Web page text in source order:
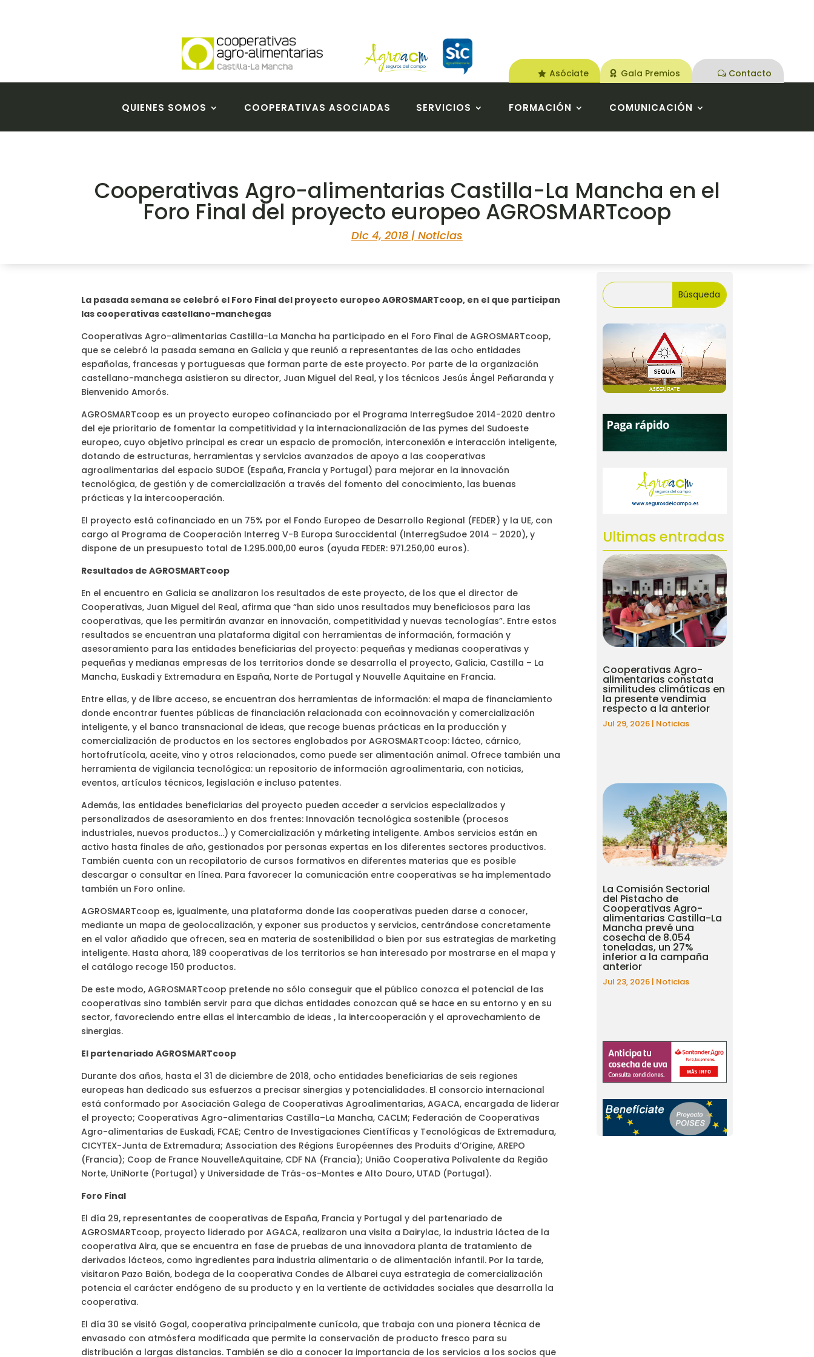
Asóciate Gala Premios Contacto
QUIENES SOMOS COOPERATIVAS ASOCIADAS SERVICIOS FORMACIÓN COMUNICACIÓN
Cooperativas Agro-alimentarias Castilla-La Mancha en el
Foro Final del proyecto europeo AGROSMARTcoop
Dic 4, 2018 | Noticias
La pasada semana se celebró el Foro Final del proyecto europeo AGROSMARTcoop, en el que participan
las cooperativas castellano-manchegas
Cooperativas Agro-alimentarias Castilla-La Mancha ha participado en el Foro Final de AGROSMARTcoop,
que se celebró la pasada semana en Galicia y que reunió a representantes de las ocho entidades
españolas, francesas y portuguesas que forman parte de este proyecto. Por parte de la organización
castellano-manchega asistieron su director, Juan Miguel del Real, y los técnicos Jesús Ángel Peñaranda y
Bienvenido Amorós.
AGROSMARTcoop es un proyecto europeo cofinanciado por el Programa InterregSudoe 2014-2020 dentro
del eje prioritario de fomentar la competitividad y la internacionalización de las pymes del Sudoeste
europeo, cuyo objetivo principal es crear un espacio de promoción, interconexión e interacción inteligente,
dotando de estructuras, herramientas y servicios avanzados de apoyo a las cooperativas
agroalimentarias del espacio SUDOE (España, Francia y Portugal) para mejorar en la innovación
tecnológica, de gestión y de comercialización a través del fomento del conocimiento, las buenas
prácticas y la intercooperación.
El proyecto está cofinanciado en un 75% por el Fondo Europeo de Desarrollo Regional (FEDER) y la UE, con
cargo al Programa de Cooperación Interreg V-B Europa Suroccidental (InterregSudoe 2014 – 2020), y
dispone de un presupuesto total de 1.295.000,00 euros (ayuda FEDER: 971.250,00 euros).
Resultados de AGROSMARTcoop
En el encuentro en Galicia se analizaron los resultados de este proyecto, de los que el director de
Cooperativas, Juan Miguel del Real, afirma que “han sido unos resultados muy beneficiosos para las
cooperativas, que les permitirán avanzar en innovación, competitividad y nuevas tecnologías”. Entre estos
resultados se encuentran una plataforma digital con herramientas de información, formación y
asesoramiento para las entidades beneficiarias del proyecto: pequeñas y medianas cooperativas y
pequeñas y medianas empresas de los territorios donde se desarrolla el proyecto, Galicia, Castilla – La
Mancha, Euskadi y Extremadura en España, Norte de Portugal y Nouvelle Aquitaine en Francia.
Entre ellas, y de libre acceso, se encuentran dos herramientas de información: el mapa de financiamiento
donde encontrar fuentes públicas de financiación relacionada con ecoinnovación y comercialización
inteligente, y el banco transnacional de ideas, que recoge buenas prácticas en la producción y
comercialización de productos en los sectores englobados por AGROSMARTcoop: lácteo, cárnico,
hortofrutícola, aceite, vino y otros relacionados, como puede ser alimentación animal. Ofrece también una
herramienta de vigilancia tecnológica: un repositorio de información agroalimentaria, con noticias,
eventos, artículos técnicos, legislación e incluso patentes.
Además, las entidades beneficiarias del proyecto pueden acceder a servicios especializados y
personalizados de asesoramiento en dos frentes: Innovación tecnológica sostenible (procesos
industriales, nuevos productos…) y Comercialización y márketing inteligente. Ambos servicios están en
activo hasta finales de año, gestionados por personas expertas en los diferentes sectores productivos.
También cuenta con un recopilatorio de cursos formativos en diferentes materias que es posible
descargar o consultar en línea. Para favorecer la comunicación entre cooperativas se ha implementado
también un Foro online.
AGROSMARTcoop es, igualmente, una plataforma donde las cooperativas pueden darse a conocer,
mediante un mapa de geolocalización, y exponer sus productos y servicios, centrándose concretamente
en el valor añadido que ofrecen, sea en materia de sostenibilidad o bien por sus estrategias de marketing
inteligente. Hasta ahora, 189 cooperativas de los territorios se han interesado por mostrarse en el mapa y
el catálogo recoge 150 productos.
De este modo, AGROSMARTcoop pretende no sólo conseguir que el público conozca el potencial de las
cooperativas sino también servir para que dichas entidades conozcan qué se hace en su entorno y en su
sector, favoreciendo entre ellas el intercambio de ideas , la intercooperación y el aprovechamiento de
sinergias.
El partenariado AGROSMARTcoop
Durante dos años, hasta el 31 de diciembre de 2018, ocho entidades beneficiarias de seis regiones
europeas han dedicado sus esfuerzos a precisar sinergias y potencialidades. El consorcio internacional
está conformado por Asociación Galega de Cooperativas Agroalimentarias, AGACA, encargada de liderar
el proyecto; Cooperativas Agro-alimentarias Castilla–La Mancha, CACLM; Federación de Cooperativas
Agro-alimentarias de Euskadi, FCAE; Centro de Investigaciones Científicas y Tecnológicas de Extremadura,
CICYTEX-Junta de Extremadura; Association des Régions Européennes des Produits d’Origine, AREPO
(Francia); Coop de France NouvelleAquitaine, CDF NA (Francia); União Cooperativa Polivalente da Região
Norte, UniNorte (Portugal) y Universidade de Trás-os-Montes e Alto Douro, UTAD (Portugal).
Foro Final
El día 29, representantes de cooperativas de España, Francia y Portugal y del partenariado de
AGROSMARTcoop, proyecto liderado por AGACA, realizaron una visita a Dairylac, la industria láctea de la
cooperativa Aira, que se encuentra en fase de pruebas de una innovadora planta de tratamiento de
derivados lácteos, como ingredientes para industria alimentaria o de alimentación infantil. Por la tarde,
visitaron Pazo Baión, bodega de la cooperativa Condes de Albarei cuya estrategia de comercialización
potencia el carácter endógeno de su producto y en la vertiente de actividades sociales que desarrolla la
cooperativa.
El día 30 se visitó Gogal, cooperativa principalmente cunícola, que trabaja con una pionera técnica de
envasado con atmósfera modificada que permite la conservación de producto fresco para su
distribución a largas distancias. También se dio a conocer la importancia de los servicios a los socios que
Ultimas entradas
Cooperativas Agro-
alimentarias constata
similitudes climáticas en
la presente vendimia
respecto a la anterior
Jul 29, 2026 | Noticias
La Comisión Sectorial
del Pistacho de
Cooperativas Agro-
alimentarias Castilla-La
Mancha prevé una
cosecha de 8.054
toneladas, un 27%
inferior a la campaña
anterior
Jul 23, 2026 | Noticias